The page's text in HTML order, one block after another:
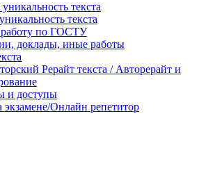
текста
текста
по ГОСТУ
доклады, иные работы
Рерайт текста / Авторерайт и
и доступы
Онлайн репетитор